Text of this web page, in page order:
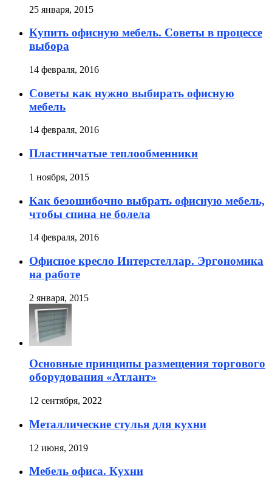
25 января, 2015
Купить офисную мебель. Советы в процессе
выбора
14 февраля, 2016
Советы как нужно выбирать офисную
мебель
14 февраля, 2016
Пластинчатые теплообменники
1 ноября, 2015
Как безошибочно выбрать офисную мебель,
чтобы спина не болела
14 февраля, 2016
Офисное кресло Интерстеллар. Эргономика
на работе
2 января, 2015
Основные принципы размещения торгового
оборудования «Атлант»
12 сентября, 2022
Металлические стулья для кухни
12 июня, 2019
Мебель офиса. Кухни